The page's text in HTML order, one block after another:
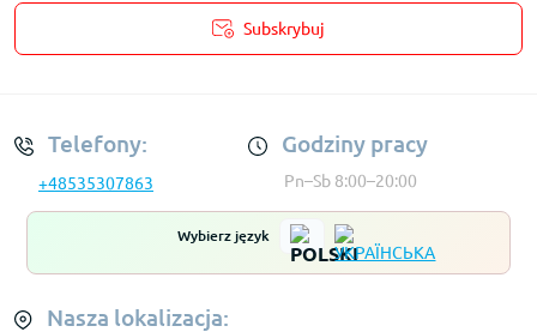
Subskrybuj
Telefony:
+48535307863
Godziny pracy
Pn–Sb 8:00–20:00
Wybierz język
Nasza lokalizacja: